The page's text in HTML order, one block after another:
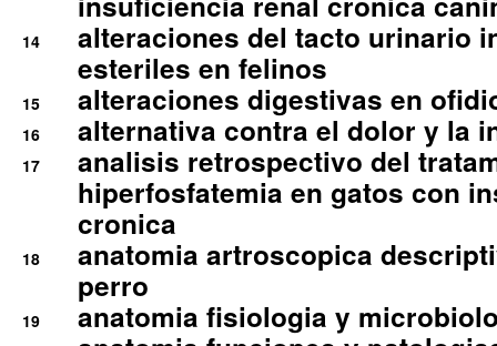
14
alteraciones del tacto urinario
esteriles en felinos
15 alteraciones digestivas en
16 alternativa contra el dolor y la
17
analisis retrospectivo del
hiperfosfatemia en gatos con
cronica
18
anatomia artroscopica
perro
19 anatomia fisiologia y